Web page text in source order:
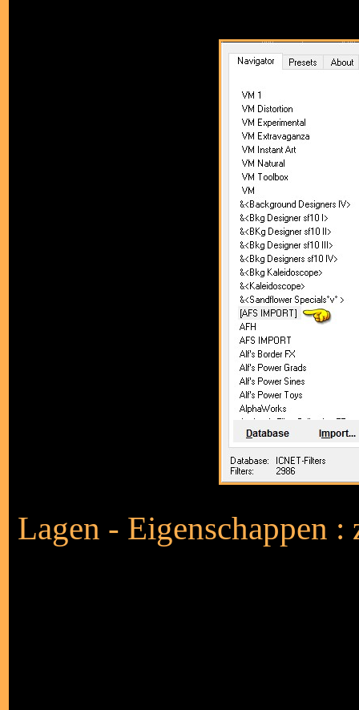
Lagen - Eigenschappen